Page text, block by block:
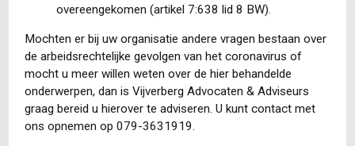
overeengekomen (artikel 7:638 lid 8 BW).
Mochten er bij uw organisatie andere vragen bestaan over
de arbeidsrechtelijke gevolgen van het coronavirus of
mocht u meer willen weten over de hier behandelde
onderwerpen, dan is Vijverberg Advocaten & Adviseurs
graag bereid u hierover te adviseren. U kunt contact met
ons opnemen op 079-3631919.